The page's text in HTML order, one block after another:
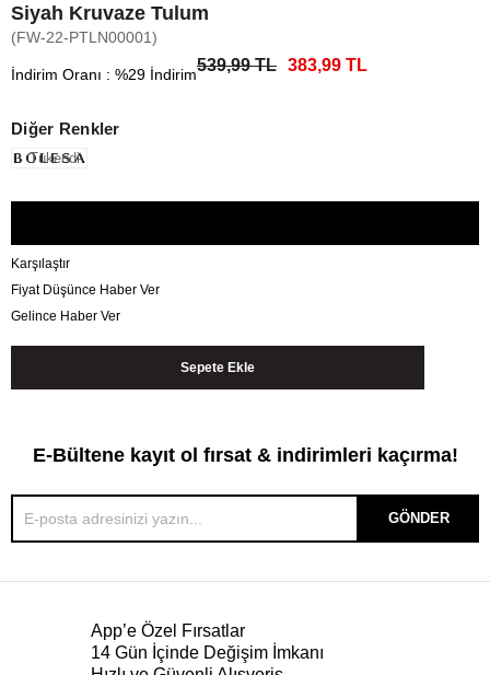
Siyah Kruvaze Tulum
(FW-22-PTLN00001)
İndirim Oranı : %29 İndirim539,99 TL 383,99 TL
Diğer Renkler
Tükendi
Karşılaştır
Fiyat Düşünce Haber Ver
Gelince Haber Ver
E-Bültene kayıt ol fırsat & indirimleri kaçırma!
GÖNDER
App’e Özel Fırsatlar
14 Gün İçinde Değişim İmkanı